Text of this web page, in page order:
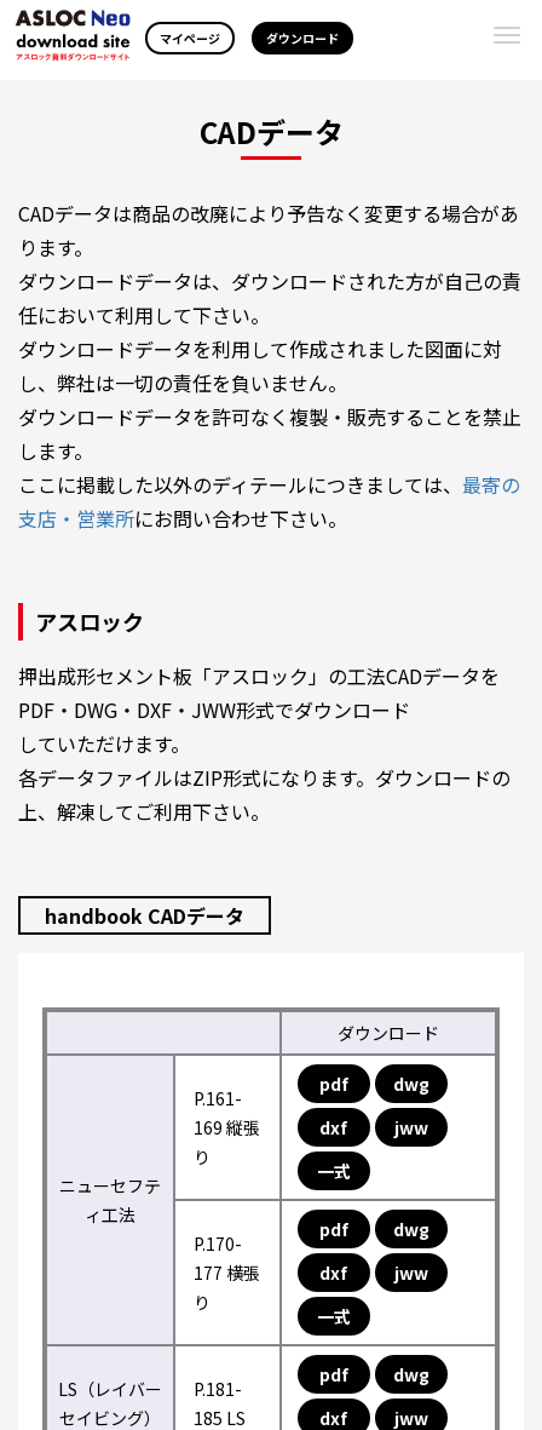
マイページ ダウンロード
CADデータ
CADデータは商品の改廃により予告なく変更する場合があ
ります。
ダウンロードデータは、ダウンロードされた方が自己の責
任において利用して下さい。
ダウンロードデータを利用して作成されました図面に対
し、弊社は一切の責任を負いません。
ダウンロードデータを許可なく複製・販売することを禁止
します。
ここに掲載した以外のディテールにつきましては、 最寄の
支店・営業所にお問い合わせ下さい。
アスロック
押出成形セメント板「アスロック」の工法CADデータを
PDF・DWG・DXF・JWW形式でダウンロード
していただけます。
各データファイルはZIP形式になります。ダウンロードの
上、解凍してご利用下さい。
handbook CADデータ
ダウンロード
ニューセフテ
ィ工法
P.161-
169 縦張
り
pdf
dwg
dxf
jww
一式
P.170-
177 横張
り
pdf
dwg
dxf
jww
一式
LS（レイバー
セイビング）
P.181-
185 LS
pdf
dwg
dxf
jww